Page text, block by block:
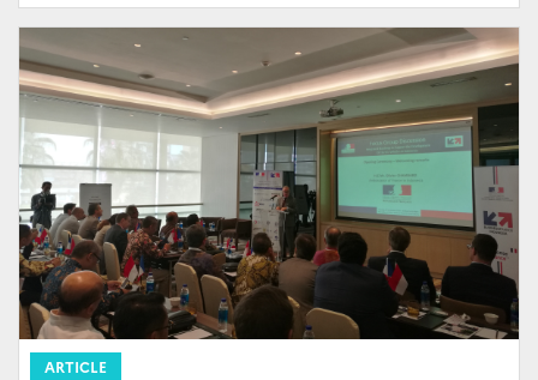
ARTICLE